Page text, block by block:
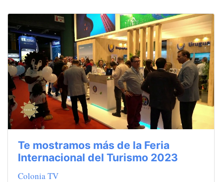
Te mostramos más de la Feria
Internacional del Turismo 2023
Colonia TV